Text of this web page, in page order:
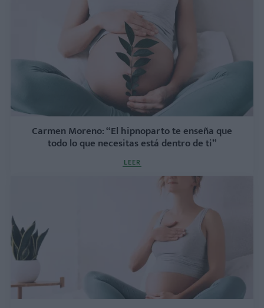
Carmen Moreno: “El hipnoparto te enseña que
todo lo que necesitas está dentro de ti”
LEER